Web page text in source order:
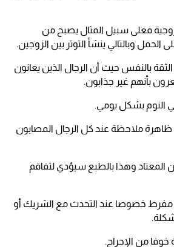
فعلى سبيل المثال يصبح من
وبالتالي ينشأ التوتر بين الزوجين.
بالنفس حيث أن الرجال الذين يعانون
بأنهم غير جذابون.
النوم بشكل يومي.
ملاحظة عند كل الرجال المصابون
المعتاد وهذا بالطبع سيؤدي لتفاقم
خصوصا عند التحدث مع الشريك أو
خوفا من الإحراج.